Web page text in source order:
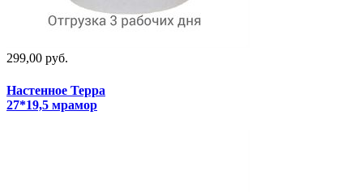
299,00 руб.
Настенное Терра
27*19,5 мрамор